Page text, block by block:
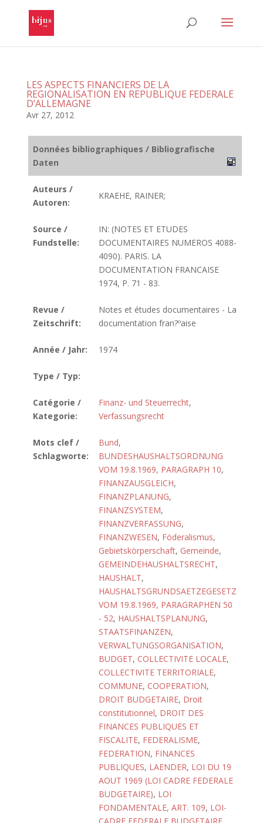
LES ASPECTS FINANCIERS DE LA
REGIONALISATION EN REPUBLIQUE FEDERALE
D’ALLEMAGNE
Avr 27, 2012
Données bibliographiques / Bibliografische
Daten
Auteurs /
Autoren:
KRAEHE, RAINER;
Source /
Fundstelle:
IN: (NOTES ET ETUDES
DOCUMENTAIRES NUMEROS 4088-
4090). PARIS. LA
DOCUMENTATION FRANCAISE
1974, P. 71 - 83.
Revue /
Zeitschrift:
Notes et études documentaires - La
documentation fran?ºaise
Année / Jahr: 1974
Type / Typ:
Catégorie /
Kategorie:
Finanz- und Steuerrecht,
Verfassungsrecht
Mots clef /
Schlagworte:
Bund,
BUNDESHAUSHALTSORDNUNG
VOM 19.8.1969, PARAGRAPH 10,
FINANZAUSGLEICH,
FINANZPLANUNG,
FINANZSYSTEM,
FINANZVERFASSUNG,
FINANZWESEN, Föderalismus,
Gebietskörperschaft, Gemeinde,
GEMEINDEHAUSHALTSRECHT,
HAUSHALT,
HAUSHALTSGRUNDSAETZEGESETZ
VOM 19.8.1969, PARAGRAPHEN 50
- 52, HAUSHALTSPLANUNG,
STAATSFINANZEN,
VERWALTUNGSORGANISATION,
BUDGET, COLLECTIVITE LOCALE,
COLLECTIVITE TERRITORIALE,
COMMUNE, COOPERATION,
DROIT BUDGETAIRE, Droit
constitutionnel, DROIT DES
FINANCES PUBLIQUES ET
FISCALITE, FEDERALISME,
FEDERATION, FINANCES
PUBLIQUES, LAENDER, LOI DU 19
AOUT 1969 (LOI CADRE FEDERALE
BUDGETAIRE), LOI
FONDAMENTALE, ART. 109, LOI-